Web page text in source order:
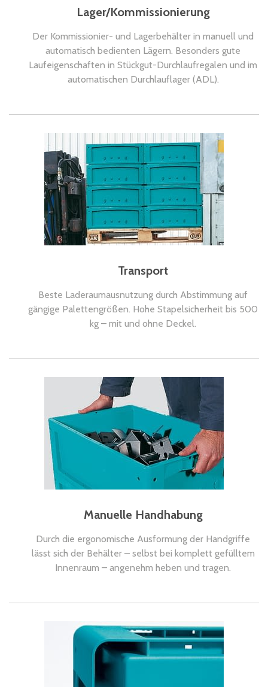
Lager/Kommissionierung
Der Kommissionier- und Lagerbehälter in manuell und
automatisch bedienten Lägern. Besonders gute
Laufeigenschaften in Stückgut-Durchlaufregalen und im
automatischen Durchlauflager (ADL).
Transport
Beste Laderaumausnutzung durch Abstimmung auf
gängige Palettengrößen. Hohe Stapelsicherheit bis 500
kg – mit und ohne Deckel.
Manuelle Handhabung
Durch die ergonomische Ausformung der Handgriffe
lässt sich der Behälter – selbst bei komplett gefülltem
Innenraum – angenehm heben und tragen.